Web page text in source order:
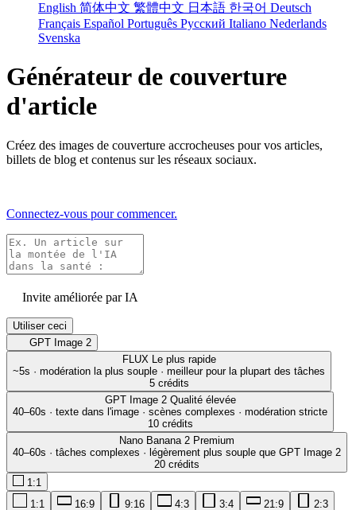
English 简体中文 繁體中文 日本語 한국어 Deutsch
Français Español Português Русский Italiano Nederlands
Svenska
Générateur de couverture
d'article
Créez des images de couverture accrocheuses pour vos articles,
billets de blog et contenus sur les réseaux sociaux.
Connectez-vous pour commencer.
Invite améliorée par IA
Utiliser ceci
GPT Image 2
FLUX
Le plus rapide
~5s · modération la plus souple · meilleur pour la plupart des tâches
5 crédits
GPT Image 2 Qualité élevée
40–60s · texte dans l'image · scènes complexes · modération stricte
10 crédits
Nano Banana 2 Premium
40–60s · tâches complexes · légèrement plus souple que GPT Image 2
20 crédits
1:1
1:1
16:9 9:16 4:3 3:4 21:9
2:3